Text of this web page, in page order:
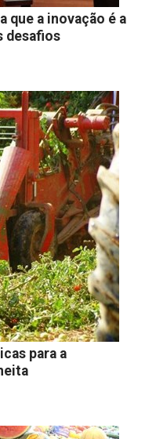
que a inovação é a
desafios
para a